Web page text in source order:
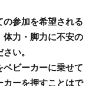
の参加を希望される
体力・脚力に不安の
い。
ベビーカーに乗せて
カーを押すことはで